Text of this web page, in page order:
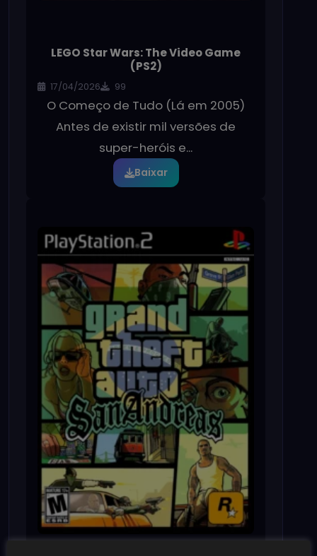
LEGO Star Wars: The Video Game
(PS2)
17/04/2026 99
O Começo de Tudo (Lá em 2005)
Antes de existir mil versões de
super-heróis e...
Baixar